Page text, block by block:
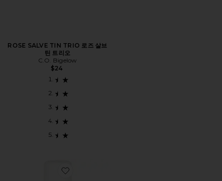
ROSE SALVE TIN TRIO 로즈 살브
틴 트리오
C.O. Bigelow
$24
Favorite ULTRA HYDRATING LIP BALM 립밤